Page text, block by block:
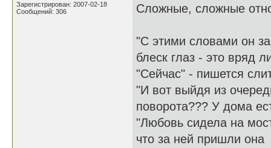
Зарегистрирован: 2007-02-18
Сообщений: 306
Сложные, сложные
"С этими словами он
блеск глаз - это вряд
"Сейчас" - пишется
"И вот выйдя из
поворота??? У дома
"Любовь сидела на
что за ней пришли она